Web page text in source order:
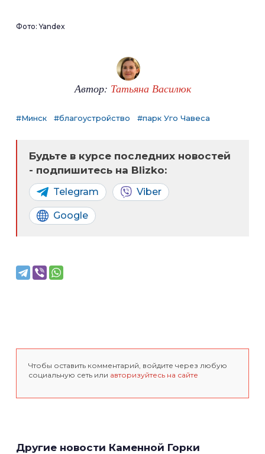
Фото: Yandex
Автор: Татьяна Василюк
#Минск #благоустройство #парк Уго Чавеса
Будьте в курсе последних новостей
- подпишитесь на Blizko:
Telegram Viber
Google
Чтобы оставить комментарий, войдите через любую
социальную сеть или авторизуйтесь на сайте
Другие новости Каменной Горки